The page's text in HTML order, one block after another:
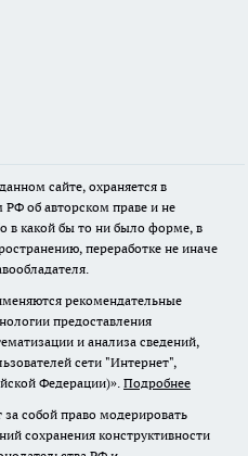
сайте, охраняется в
РФ об авторском праве и не
в какой бы то ни было форме, в
переработке не иначе
рекомендательные
предоставления
и анализа сведений,
сети "Интернет",
Федерации)». Подробнее
собой право модерировать
сохранения конструктивности